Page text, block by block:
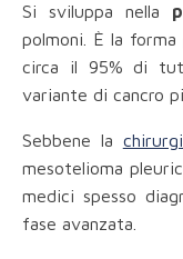
Si sviluppa nella
polmoni. È la
circa il 95% di
variante di cancro
Sebbene la
mesotelioma
medici spesso
fase avanzata.